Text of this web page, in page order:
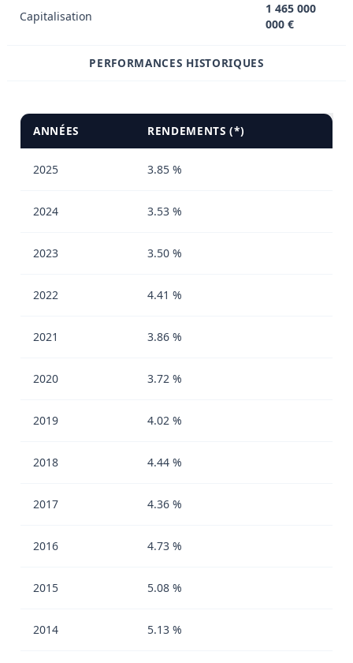
Capitalisation
1 465 000
000 €
PERFORMANCES HISTORIQUES
ANNÉES RENDEMENTS (*)
2025 3.85 %
2024 3.53 %
2023 3.50 %
2022 4.41 %
2021 3.86 %
2020 3.72 %
2019 4.02 %
2018 4.44 %
2017 4.36 %
2016 4.73 %
2015 5.08 %
2014 5.13 %